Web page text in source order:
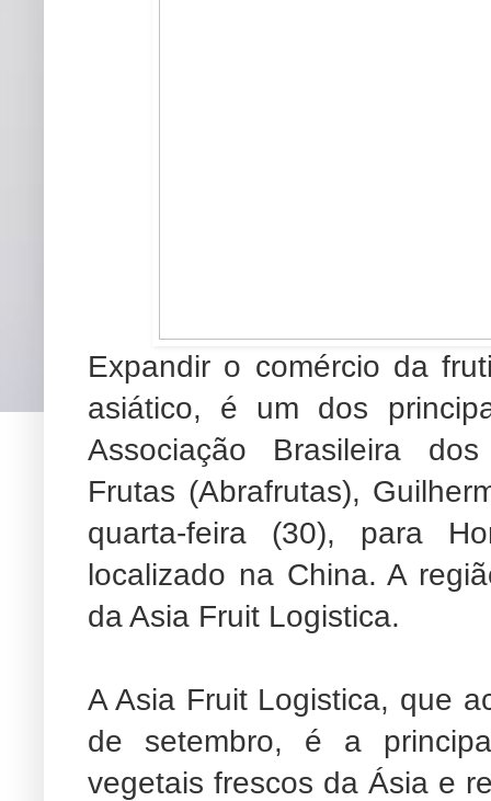
Expandir o comércio da
asiático, é um dos
Associação Brasileira
Frutas (Abrafrutas),
quarta-feira (30), para
localizado na China. A
da Asia Fruit Logistica.
A Asia Fruit Logistica, que
de setembro, é a
vegetais frescos da Ásia e